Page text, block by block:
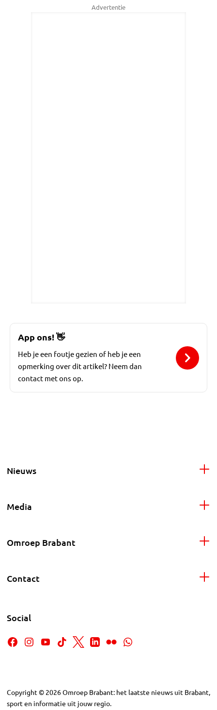
Advertentie
App ons!👋
Heb je een foutje gezien of heb je een
opmerking over dit artikel? Neem dan
contact met ons op.
Nieuws
Media
Omroep Brabant
Contact
Social
Copyright © 2026Omroep Brabant: het laatste nieuws uit Brabant,
sport en informatie uit jouw regio.